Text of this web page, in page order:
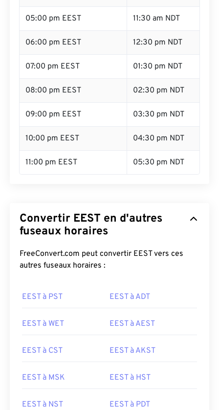
05:00 pm EEST 11:30 am NDT
06:00 pm EEST 12:30 pm NDT
07:00 pm EEST 01:30 pm NDT
08:00 pm EEST 02:30 pm NDT
09:00 pm EEST 03:30 pm NDT
10:00 pm EEST 04:30 pm NDT
11:00 pm EEST 05:30 pm NDT
Convertir EEST en d'autres
fuseaux horaires
FreeConvert.com peut convertir EEST vers ces
autres fuseaux horaires :
EEST à PST EEST à ADT
EEST à WET EEST à AEST
EEST à CST EEST à AKST
EEST à MSK EEST à HST
EEST à NST EEST à PDT